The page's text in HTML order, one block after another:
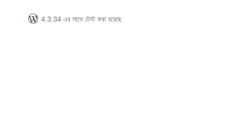
4.3.34 এর সাথে টেস্ট করা হয়েছে